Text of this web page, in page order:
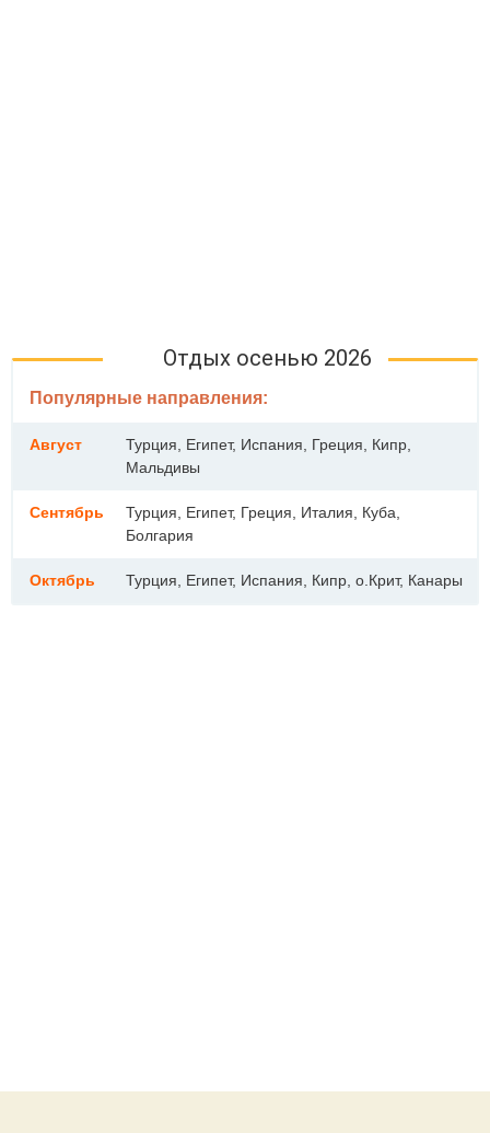
Отдых осенью 2026
Популярные направления:
Август
Турция, Египет, Испания, Греция, Кипр,
Мальдивы
Сентябрь
Турция, Египет, Греция, Италия, Куба,
Болгария
Октябрь Турция, Египет, Испания, Кипр, о.Крит, Канары